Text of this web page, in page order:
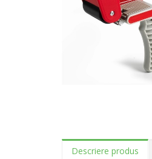
Descriere produs